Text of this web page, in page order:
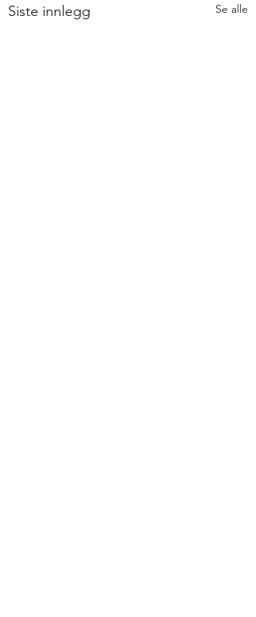
Siste innlegg Se alle